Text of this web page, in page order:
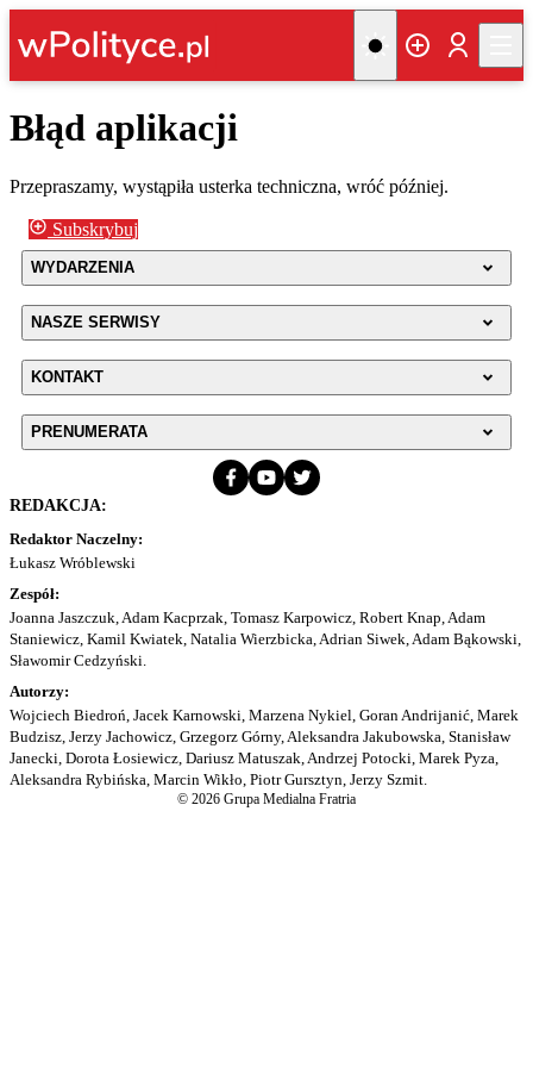
Błąd aplikacji
Przepraszamy, wystąpiła usterka techniczna, wróć później.
Subskrybuj
WYDARZENIA
NASZE SERWISY
KONTAKT
PRENUMERATA
REDAKCJA:
Redaktor Naczelny:
Łukasz Wróblewski
Zespół:
Joanna Jaszczuk, Adam Kacprzak, Tomasz Karpowicz, Robert Knap, Adam
Staniewicz, Kamil Kwiatek, Natalia Wierzbicka, Adrian Siwek, Adam Bąkowski,
Sławomir Cedzyński.
Autorzy:
Wojciech Biedroń, Jacek Karnowski, Marzena Nykiel, Goran Andrijanić, Marek
Budzisz, Jerzy Jachowicz, Grzegorz Górny, Aleksandra Jakubowska, Stanisław
Janecki, Dorota Łosiewicz, Dariusz Matuszak, Andrzej Potocki, Marek Pyza,
Aleksandra Rybińska, Marcin Wikło, Piotr Gursztyn, Jerzy Szmit.
© 2026 Grupa Medialna Fratria